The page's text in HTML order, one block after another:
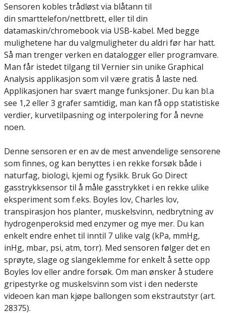
Sensoren kobles trådløst via blåtann til
din smarttelefon/nettbrett, eller til din
datamaskin/chromebook via USB-kabel. Med begge
mulighetene har du valgmuligheter du aldri før har hatt.
Så man trenger verken en datalogger eller programvare.
Man får istedet tilgang til Vernier sin unike Graphical
Analysis applikasjon som vil være gratis å laste ned.
Applikasjonen har svært mange funksjoner. Du kan bl.a
see 1,2 eller 3 grafer samtidig, man kan få opp statistiske
verdier, kurvetilpasning og interpolering for å nevne
noen.
Denne sensoren er en av de mest anvendelige sensorene
som finnes, og kan benyttes i en rekke forsøk både i
naturfag, biologi, kjemi og fysikk. Bruk Go Direct
gasstrykksensor til å måle gasstrykket i en rekke ulike
eksperiment som f.eks. Boyles lov, Charles lov,
transpirasjon hos planter, muskelsvinn, nedbrytning av
hydrogenperoksid med enzymer og mye mer. Du kan
enkelt endre enhet til inntil 7 ulike valg (kPa, mmHg,
inHg, mbar, psi, atm, torr). Med sensoren følger det en
sprøyte, slage og slangeklemme for enkelt å sette opp
Boyles lov eller andre forsøk. Om man ønsker å studere
gripestyrke og muskelsvinn som vist i den nederste
videoen kan man kjøpe ballongen som ekstrautstyr (art.
28375).